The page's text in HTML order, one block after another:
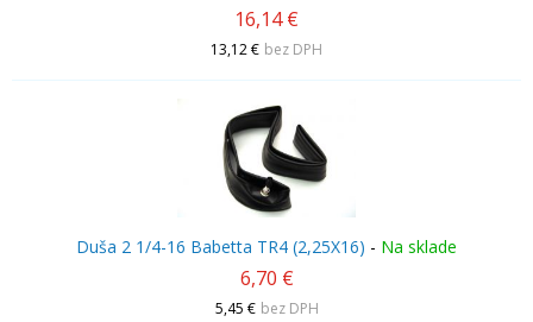
16,14 €
13,12 € bez DPH
Duša 2 1/4-16 Babetta TR4 (2,25X16) - Na sklade
6,70 €
5,45 € bez DPH